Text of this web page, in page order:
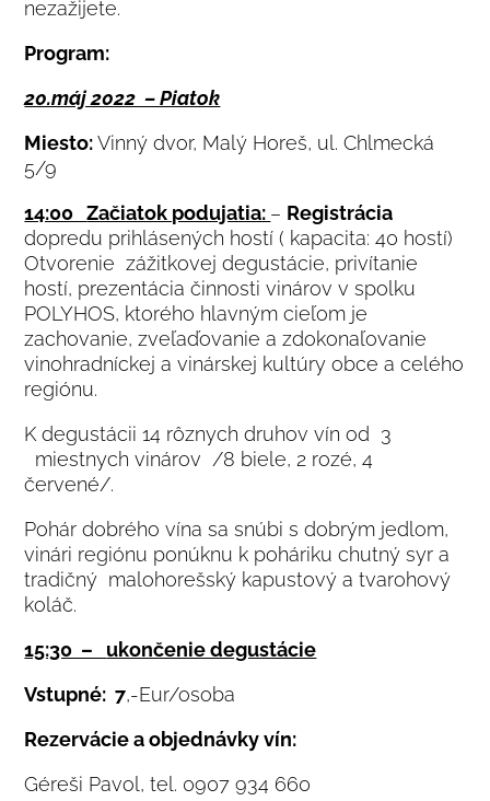
nezažijete.
Program:
20.máj 2022 – Piatok
Miesto:Vinný dvor, Malý Horeš, ul. Chlmecká
5/9
14:00Začiatok podujatia: – Registrácia
dopredu prihlásených hostí ( kapacita: 40 hostí)
Otvorenie zážitkovej degustácie, privítanie
hostí, prezentácia činnosti vinárov v spolku
POLYHOS, ktorého hlavným cieľom je
zachovanie, zveľaďovanie a zdokonaľovanie
vinohradníckej a vinárskej kultúry obce a celého
regiónu.
K degustácii 14 rôznych druhov vín od 3
miestnych vinárov /8 biele, 2 rozé, 4
červené/.
Pohár dobrého vína sa snúbi s dobrým jedlom,
vinári regiónu ponúknu k poháriku chutný syr a
tradičný malohorešský kapustový a tvarohový
koláč.
15:30 – ukončenie degustácie
Vstupné: 7,-Eur/osoba
Rezervácie a objednávky vín:
Géreši Pavol, tel. 0907 934 660